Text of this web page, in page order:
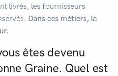
livrés, les fournisseurs
Dans ces métiers, la
êtes devenu
Graine. Quel est